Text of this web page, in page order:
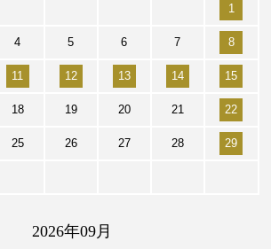
1
4 5 6 7 8
11 12 13 14 15
18 19 20 21 22
25 26 27 28 29
2026年09月